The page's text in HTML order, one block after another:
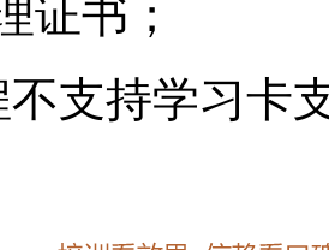
证书；
支持学习卡